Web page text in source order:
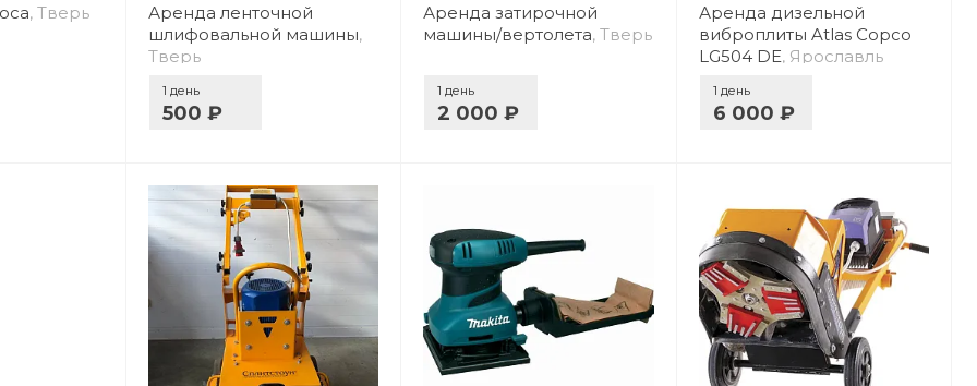
, Тверь
Аренда ленточной
шлифовальной машины,
Тверь
1 день
500 ₽
Аренда затирочной
машины/вертолета, Тверь
1 день
2 000 ₽
Аренда дизельной
виброплиты Atlas Copco
LG504 DE, Ярославль
1 день
6 000 ₽